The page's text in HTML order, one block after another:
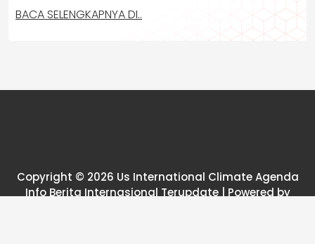
BACA SELENGKAPNYA DI..
Copyright © 2026 Us International Climate Agenda
Info Berita Internasional Terupdate | Powered by